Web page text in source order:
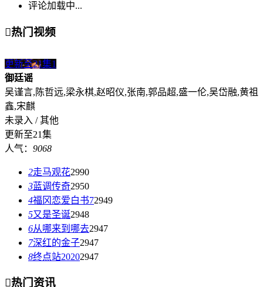
评论加载中...
热门视频
更新至21集1
御廷谣
吴谨言,陈哲远,梁永棋,赵昭仪,张南,郭品超,盛一伦,吴岱融,黄祖
鑫,宋麒
未录入 / 其他
更新至21集
人气： 9068
2走马观花2990
3蓝调传奇2950
4福冈恋爱白书72949
5又是圣诞2948
6从哪来到哪去2947
7深红的金子2947
8终点站20202947
热门资讯